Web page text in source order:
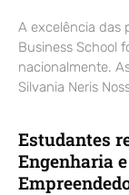
A excelência das
Business School
nacionalmente.
Silvania Neris
Estudantes
Engenharia